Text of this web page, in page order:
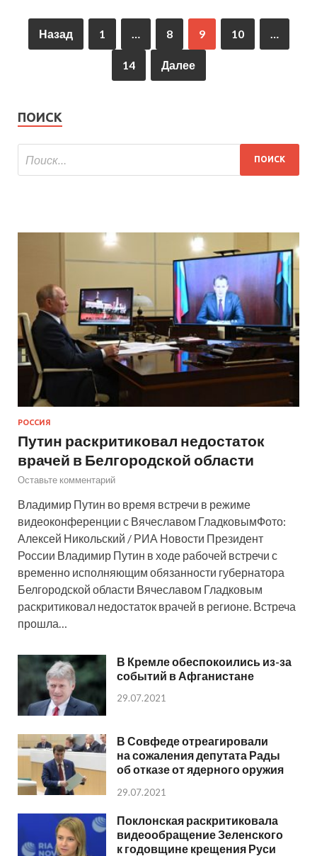
Назад 1 8 9 10
14 Далее
ПОИСК
РОССИЯ
Путин раскритиковал недостаток
врачей в Белгородской области
Оставьте комментарий
Владимир Путин во время встречи в режиме
видеоконференции с Вячеславом ГладковымФото:
Алексей Никольский / РИА Новости Президент
России Владимир Путин в ходе рабочей встречи с
временно исполняющим обязанности губернатора
Белгородской области Вячеславом Гладковым
раскритиковал недостаток врачей в регионе. Встреча
прошла…
В Кремле обеспокоились из-за
событий в Афганистане
29.07.2021
В Совфеде отреагировали
на сожаления депутата Рады
об отказе от ядерного оружия
29.07.2021
Поклонская раскритиковала
видеообращение Зеленского
к годовщине крещения Руси